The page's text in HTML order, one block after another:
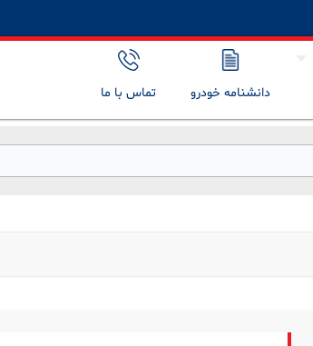
دانشنامه خودرو تماس با ما